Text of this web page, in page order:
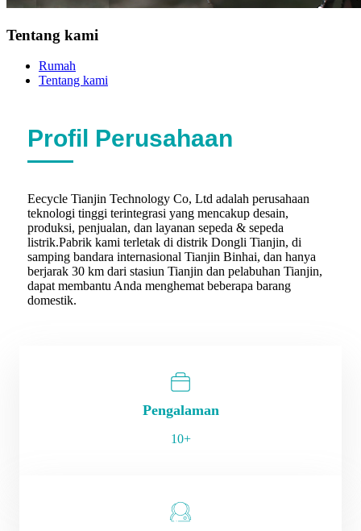
Tentang kami
Rumah
Tentang kami
Profil Perusahaan
Eecycle Tianjin Technology Co, Ltd adalah perusahaan
teknologi tinggi terintegrasi yang mencakup desain,
produksi, penjualan, dan layanan sepeda & sepeda
listrik.Pabrik kami terletak di distrik Dongli Tianjin, di
samping bandara internasional Tianjin Binhai, dan hanya
berjarak 30 km dari stasiun Tianjin dan pelabuhan Tianjin,
dapat membantu Anda menghemat beberapa barang
domestik.
Pengalaman
10+